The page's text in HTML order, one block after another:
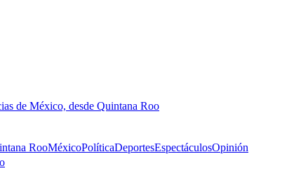
de México, desde Quintana Roo
RooMéxicoPolíticaDeportesEspectáculosOpinión